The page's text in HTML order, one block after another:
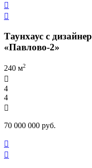


Таунхаус с
«Павлово-2»
240 м2

4
4

70 000 000 руб.

